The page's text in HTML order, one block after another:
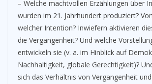
– Welche machtvollen Erzählungen über
wurden im 21. Jahrhundert produziert?
welcher Intention? Inwiefern aktivieren
die Vergangenheit? Und welche
entwickeln sie (v. a. im Hinblick auf
Nachhaltigkeit, globale Gerechtigkeit)?
sich das Verhältnis von Vergangenheit